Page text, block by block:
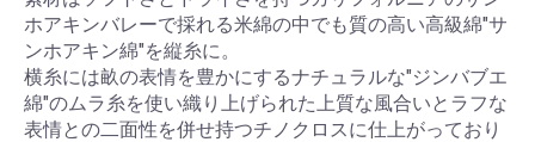
ホアキンバレーで採れる米綿の中でも質の高い高級綿"サ
ンホアキン綿"を縦糸に。
横糸には畝の表情を豊かにするナチュラルな"ジンバブエ
綿"のムラ糸を使い織り上げられた上質な風合いとラフな
表情との二面性を併せ持つチノクロスに仕上がっており